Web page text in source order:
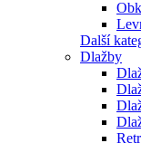
Další
Dlažby